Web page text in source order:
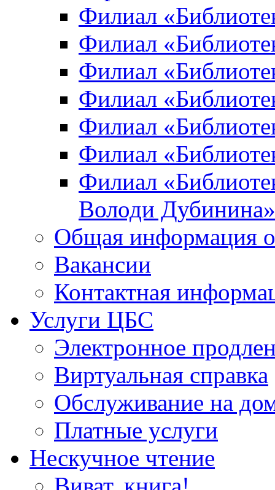
Филиал
Филиал
Филиал
Филиал
Филиал
Филиал
Филиал
Володи Дубинина»
Общая информация
Вакансии
Контактная
Услуги ЦБС
Электронное
Виртуальная справка
Обслуживание на
Платные услуги
Нескучное чтение